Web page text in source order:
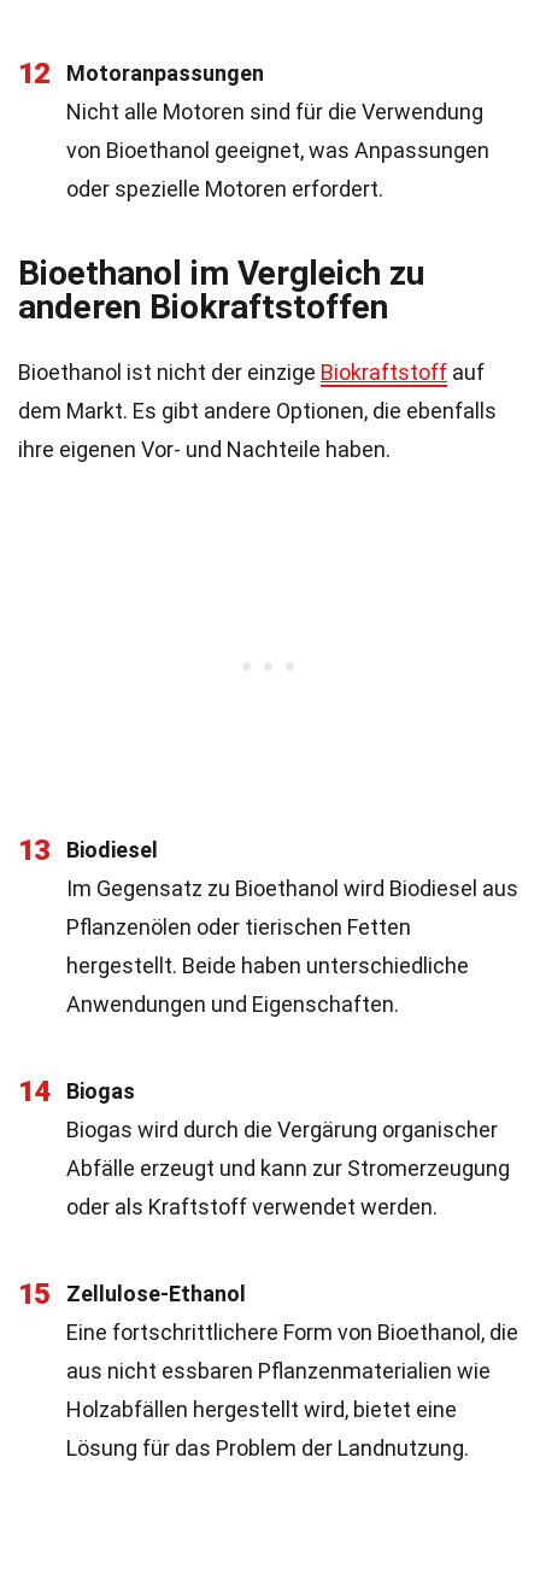
12
Motoranpassungen
Nicht alle Motoren sind für die Verwendung
von Bioethanol geeignet, was Anpassungen
oder spezielle Motoren erfordert.
Bioethanol im Vergleich zu
anderen Biokraftstoffen
Bioethanol ist nicht der einzige Biokraftstoff auf
dem Markt. Es gibt andere Optionen, die ebenfalls
ihre eigenen Vor- und Nachteile haben.
13
Biodiesel
Im Gegensatz zu Bioethanol wird Biodiesel aus
Pflanzenölen oder tierischen Fetten
hergestellt. Beide haben unterschiedliche
Anwendungen und Eigenschaften.
14
Biogas
Biogas wird durch die Vergärung organischer
Abfälle erzeugt und kann zur Stromerzeugung
oder als Kraftstoff verwendet werden.
15
Zellulose-Ethanol
Eine fortschrittlichere Form von Bioethanol, die
aus nicht essbaren Pflanzenmaterialien wie
Holzabfällen hergestellt wird, bietet eine
Lösung für das Problem der Landnutzung.